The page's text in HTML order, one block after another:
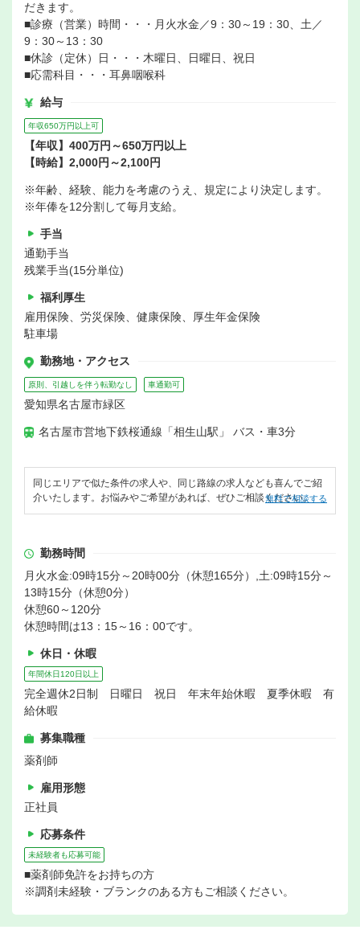
だきます。
■診療（営業）時間・・・月火水金／9：30～19：30、土／
9：30～13：30
■休診（定休）日・・・木曜日、日曜日、祝日
■応需科目・・・耳鼻咽喉科
給与
年収650万円以上可
【年収】400万円～650万円以上
【時給】2,000円～2,100円
※年齢、経験、能力を考慮のうえ、規定により決定します。
※年俸を12分割して毎月支給。
手当
通勤手当
残業手当(15分単位)
福利厚生
雇用保険、労災保険、健康保険、厚生年金保険
駐車場
勤務地・アクセス
原則、引越しを伴う転勤なし 車通勤可
愛知県名古屋市緑区
名古屋市営地下鉄桜通線「相生山駅」 バス・車3分
同じエリアで似た条件の求人や、同じ路線の求人なども喜んでご紹
介いたします。お悩みやご希望があれば、ぜひご相談ください。
無料で相談する
勤務時間
月火水金:09時15分～20時00分（休憩165分）,土:09時15分～
13時15分（休憩0分）
休憩60～120分
休憩時間は13：15～16：00です。
休日・休暇
年間休日120日以上
完全週休2日制 日曜日 祝日 年末年始休暇 夏季休暇 有
給休暇
募集職種
薬剤師
雇用形態
正社員
応募条件
未経験者も応募可能
■薬剤師免許をお持ちの方
※調剤未経験・ブランクのある方もご相談ください。